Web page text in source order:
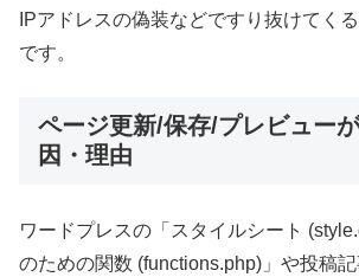
IPアドレスの偽装などですり抜けてく
です。
ページ更新/保存/プレビュー
因・理由
ワードプレスの「スタイルシート
のための関数 (functions.php)」や投稿